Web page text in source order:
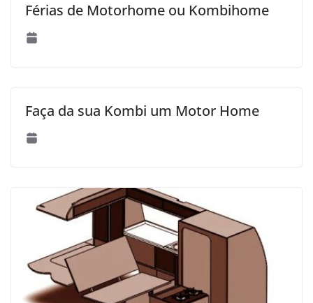
Férias de Motorhome ou Kombihome
Faça da sua Kombi um Motor Home